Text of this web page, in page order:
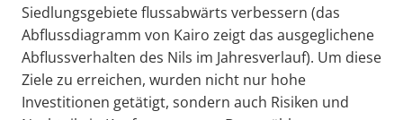
Siedlungsgebiete flussabwärts verbessern (das
Abflussdiagramm von Kairo zeigt das ausgeglichene
Abflussverhalten des Nils im Jahresverlauf). Um diese
Ziele zu erreichen, wurden nicht nur hohe
Investitionen getätigt, sondern auch Risiken und